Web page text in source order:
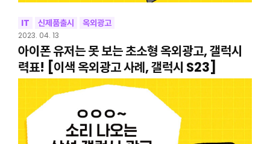
IT 신제품출시 옥외광고
2023. 04. 13
아이폰 유저는 못 보는 초소형 옥외광고, 갤럭시
력표! [이색 옥외광고 사례, 갤럭시 S23]